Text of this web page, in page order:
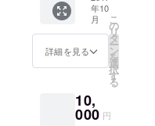
ダー
with え
らべる!
楽器型
ダー 1
個
年10
月
詳細を見る
こ
の
リ
タ
ー
ン
を
選
択
す
る
10,
000 円